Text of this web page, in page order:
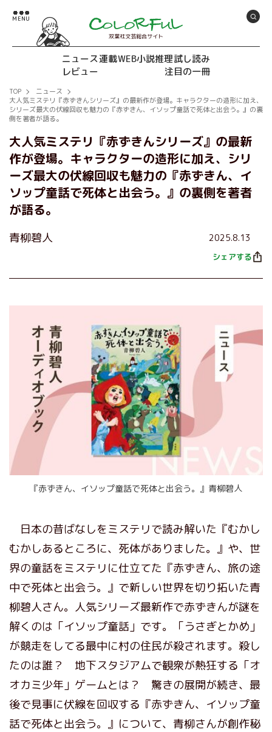
双葉社文芸総合サイト
ニュース連載WEB小説推理試し読み
レビュー
注目の一冊
TOP
ニュース
大人気ミステリ『赤ずきんシリーズ』の最新作が登場。キャラクターの造形に加え、
シリーズ最大の伏線回収も魅力の『赤ずきん、イソップ童話で死体と出会う。』の裏
側を著者が語る。
大人気ミステリ『赤ずきんシリーズ』の最新
作が登場。キャラクターの造形に加え、シリ
ーズ最大の伏線回収も魅力の『赤ずきん、イ
ソップ童話で死体と出会う。』の裏側を著者
が語る。
青柳碧人 2025.8.13
シェアする
『赤ずきん、イソップ童話で死体と出会う。』青柳碧人
日本の昔ばなしをミステリで読み解いた『むかし
むかしあるところに、死体がありました。』や、世
界の童話をミステリに仕立てた『赤ずきん、旅の途
中で死体と出会う。』で新しい世界を切り拓いた青
柳碧人さん。人気シリーズ最新作で赤ずきんが謎を
解くのは「イソップ童話」です。「うさぎとかめ」
が競走をしてる最中に村の住民が殺されます。殺し
たのは誰？ 地下スタジアムで観衆が熱狂する「オ
オカミ少年」ゲームとは？ 驚きの展開が続き、最
後で見事に伏線を回収する『赤ずきん、イソップ童
話で死体と出会う。』について、青柳さんが創作秘